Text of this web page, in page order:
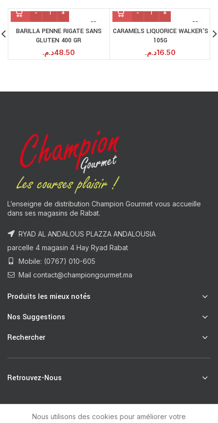
BARILLA PENNE RIGATE SANS
GLUTEN 400 GR
48.50د.م.
CARAMELS LIQUORICE WALKER’S
105G
16.50د.م.
L’enseigne de distribution Champion Gourmet vous accueille
dans ses magasins de Rabat.
RYAD AL ANDALOUS PLAZZA ANDALOUSIA
parcelle 4 magasin 4 Hay Ryad Rabat
Mobile: (0767) 010-605
Mail contact@championgourmet.ma
Produits les mieux notés
Nos Suggestions
Rechercher
Retrouvez-Nous
Champion Gourmet 2021 byRunsoft.
Nous utilisons des cookies pour améliorer votre